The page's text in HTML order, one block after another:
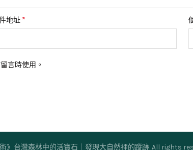
地址 *
言時使用。
術》台灣森林中的活寶石｜發現大自然裡的蹤跡. All rights